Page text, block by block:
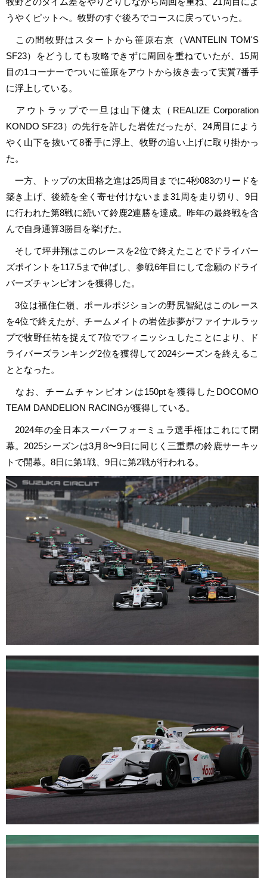
うやくピットへ。牧野のすぐ後ろでコースに戻っていった。
この間牧野はスタートから笹原右京（VANTELIN TOM'S
SF23）をどうしても攻略できずに周回を重ねていたが、15周
目の1コーナーでついに笹原をアウトから抜き去って実質7番手
に浮上している。
アウトラップで一旦は山下健太（REALIZE Corporation
KONDO SF23）の先行を許した岩佐だったが、24周目によう
やく山下を抜いて8番手に浮上、牧野の追い上げに取り掛かっ
た。
一方、トップの太田格之進は25周目までに4秒083のリードを
築き上げ、後続を全く寄せ付けないまま31周を走り切り、9日
に行われた第8戦に続いて鈴鹿2連勝を達成。昨年の最終戦を含
んで自身通算3勝目を挙げた。
そして坪井翔はこのレースを2位で終えたことでドライバー
ズポイントを117.5まで伸ばし、参戦6年目にして念願のドライ
バーズチャンピオンを獲得した。
3位は福住仁嶺、ポールポジションの野尻智紀はこのレース
を4位で終えたが、チームメイトの岩佐歩夢がファイナルラッ
プで牧野任祐を捉えて7位でフィニッシュしたことにより、ド
ライバーズランキング2位を獲得して2024シーズンを終えるこ
ととなった。
なお、チームチャンピオンは150ptを獲得したDOCOMO
TEAM DANDELION RACINGが獲得している。
2024年の全日本スーパーフォーミュラ選手権はこれにて閉
幕。2025シーズンは3月8〜9日に同じく三重県の鈴鹿サーキッ
トで開幕。8日に第1戦、9日に第2戦が行われる。